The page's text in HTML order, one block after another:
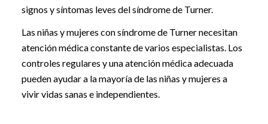
signos y síntomas leves del síndrome de Turner.
Las niñas y mujeres con síndrome de Turner necesitan
atención médica constante de varios especialistas. Los
controles regulares y una atención médica adecuada
pueden ayudar a la mayoría de las niñas y mujeres a
vivir vidas sanas e independientes.